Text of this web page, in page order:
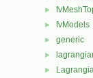
►
► fvModels
► generic
►
►